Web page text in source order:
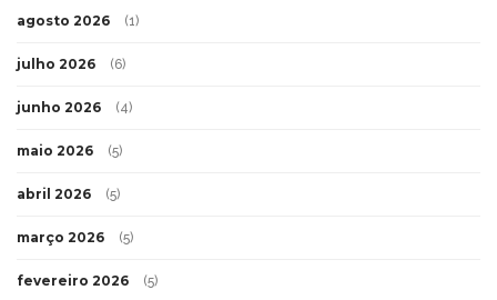
agosto 2026 (1)
julho 2026 (6)
junho 2026 (4)
maio 2026 (5)
abril 2026 (5)
março 2026 (5)
fevereiro 2026 (5)